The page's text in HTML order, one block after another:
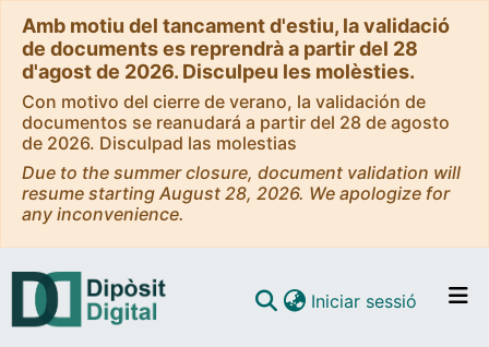
Amb motiu del tancament d'estiu, la validació
de documents es reprendrà a partir del 28
d'agost de 2026. Disculpeu les molèsties.
Con motivo del cierre de verano, la validación de
documentos se reanudará a partir del 28 de agosto
de 2026. Disculpad las molestias
Due to the summer closure, document validation will
resume starting August 28, 2026. We apologize for
any inconvenience.
Iniciar sessió (current)